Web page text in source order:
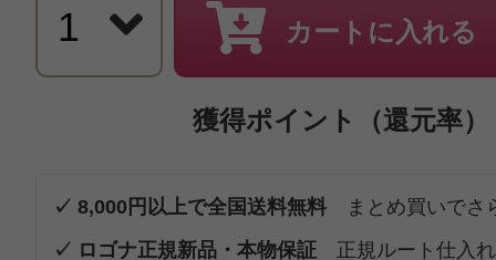
カートに入れる
獲得ポイント（還元率）
✓ 8,000円以上で全国送料無料 まとめ買いでさ
✓ ロゴナ正規新品・本物保証 正規ルート仕入